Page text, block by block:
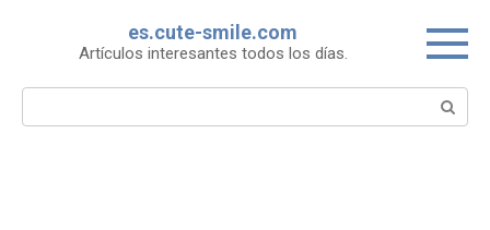
es.cute-smile.com
Artículos interesantes todos los días.
Search: